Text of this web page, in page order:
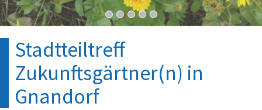
Stadtteiltreff
Zukunftsgärtner(n) in
Gnandorf